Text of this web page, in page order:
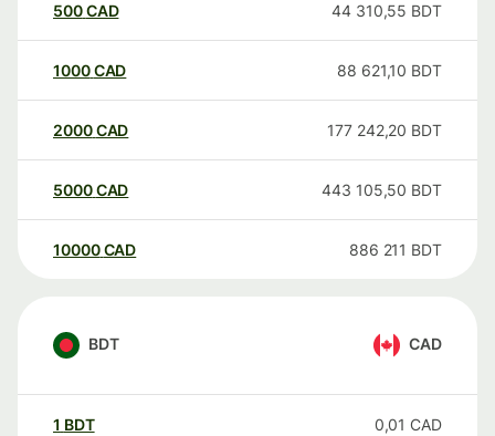
500CAD 44 310,55 BDT
1000CAD 88 621,10 BDT
2000CAD 177 242,20 BDT
5000CAD 443 105,50 BDT
10000 CAD 886 211 BDT
BDT CAD
1 BDT 0,01 CAD